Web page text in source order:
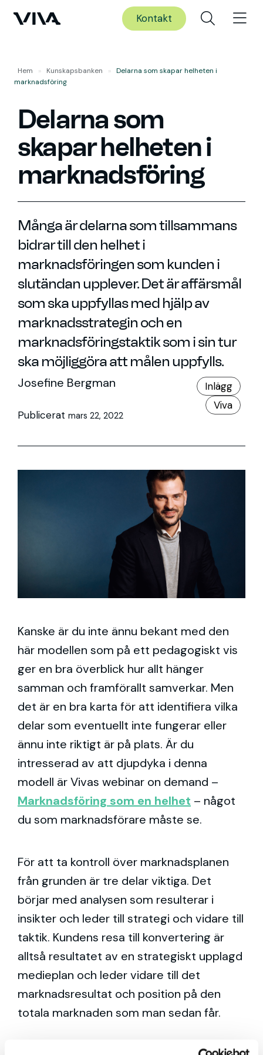
Kontakt
Hem » Kunskaps­banken »
Delarna som skapar helheten i
marknadsföring
Delarna som
skapar helheten i
marknadsföring
Många är delarna som tillsammans
bidrar till den helhet i
marknadsföringen som kunden i
slutändan upplever. Det är affärsmål
som ska uppfyllas med hjälp av
marknadsstrategin och en
marknadsföringstaktik som i sin tur
ska möjliggöra att målen uppfylls.
Josefine Bergman
Publicerat mars 22, 2022
Inlägg
Viva
Kanske är du inte ännu bekant med den
här modellen som på ett pedagogiskt vis
ger en bra överblick hur allt hänger
samman och framförallt samverkar. Men
det är en bra karta för att identifiera vilka
delar som eventuellt inte fungerar eller
ännu inte riktigt är på plats. Är du
intresserad av att djupdyka i denna
modell är Vivas webinar on demand –
Marknadsföring som en helhet – något
du som marknadsförare måste se.
För att ta kontroll över marknadsplanen
från grunden är tre delar viktiga. Det
börjar med analysen som resulterar i
insikter och leder till strategi och vidare till
taktik. Kundens resa till konvertering är
alltså resultatet av en strategiskt upplagd
medieplan och leder vidare till det
marknadsresultat och position på den
totala marknaden som man sedan får.